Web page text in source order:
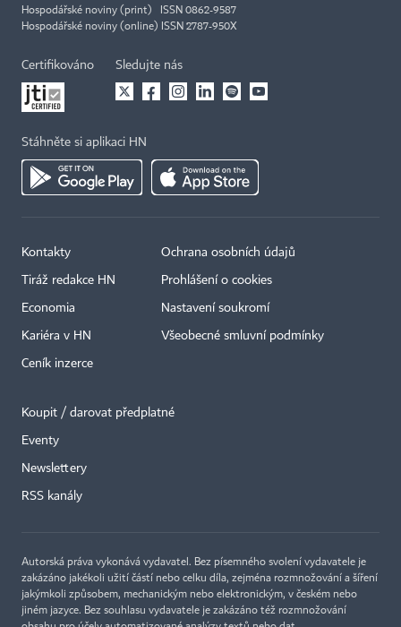
Hospodářské noviny (print) ISSN 0862-9587
Hospodářské noviny (online) ISSN 2787-950X
Certifikováno Sledujte nás
Stáhněte si aplikaci HN
Kontakty
Tiráž redakce HN
Economia
Kariéra v HN
Ceník inzerce
Ochrana osobních údajů
Prohlášení o cookies
Nastavení soukromí
Všeobecné smluvní podmínky
Koupit / darovat předplatné
Eventy
Newslettery
RSS kanály
Autorská práva vykonává vydavatel. Bez písemného svolení vydavatele je
zakázáno jakékoli užití částí nebo celku díla, zejména rozmnožování a šíření
jakýmkoli způsobem, mechanickým nebo elektronickým, v českém nebo
jiném jazyce. Bez souhlasu vydavatele je zakázáno též rozmnožování